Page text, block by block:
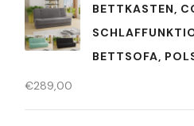
BETTKASTEN,
BETTSOFA,
€289,00